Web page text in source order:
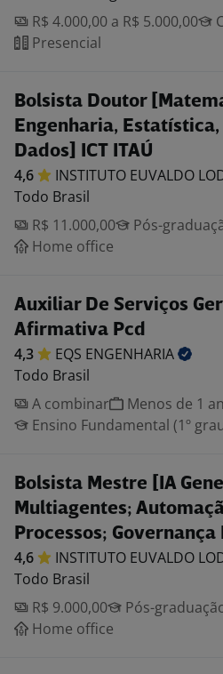
R$ 4.000,00 a R$ 5.000,00
Presencial
Bolsista Doutor
Engenharia, Estatística,
Dados] ICT ITAÚ
4,6 INSTITUTO EUVALDO
Todo Brasil
R$ 11.000,00
Pós-
Home office
Auxiliar De Serviços
Afirmativa Pcd
4,3 EQS ENGENHARIA
Todo Brasil
A combinar
Menos de 1
Ensino Fundamental (1º
Bolsista Mestre [IA
Multiagentes;
Processos; Governança
4,6 INSTITUTO EUVALDO
Todo Brasil
R$ 9.000,00
Pós-
Home office